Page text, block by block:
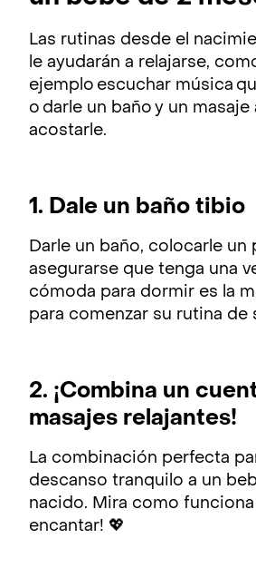
Las rutinas desde el
le ayudarán a relajarse,
ejemplo escuchar música
o darle un baño y un masaje
acostarle.
1. Dale un baño tibio
Darle un baño, colocarle un
asegurarse que tenga una
cómoda para dormir es la
para comenzar su rutina de
2. ¡Combina un
masajes relajantes!
La combinación perfecta
descanso tranquilo a un
nacido. Mira como funciona
encantar! 💖